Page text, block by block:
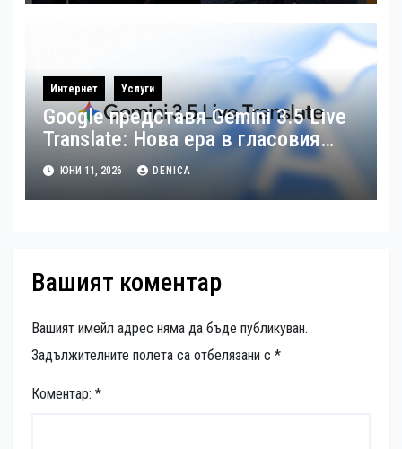
Интернет Услуги
Google представя Gemini 3.5 Live
Translate: Нова ера в гласовия
превод в реално време на над 70
езика
ЮНИ 11, 2026 DENICA
Вашият коментар
Вашият имейл адрес няма да бъде публикуван.
Задължителните полета са отбелязани с *
Коментар: *